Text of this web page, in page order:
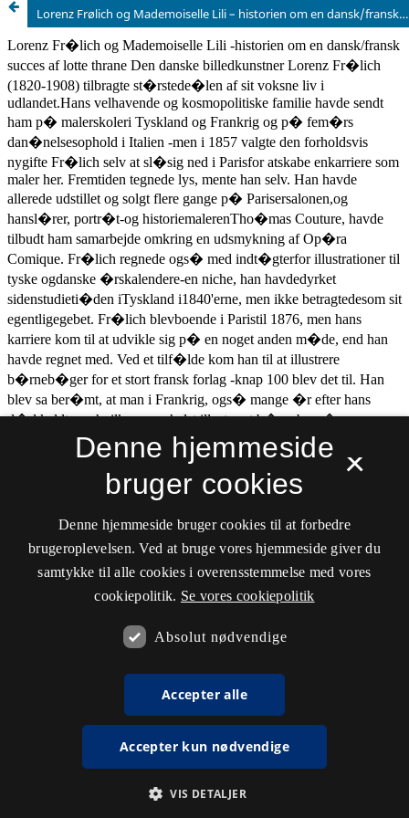
Lorenz Frølich og Mademoiselle Lili – historien om en dansk/fransk succes
×
Denne hjemmeside
bruger cookies
Denne hjemmeside bruger cookies til at forbedre
brugeroplevelsen. Ved at bruge vores hjemmeside giver du
samtykke til alle cookies i overensstemmelse med vores
cookiepolitik. Se vores cookiepolitik
Absolut nødvendige
Accepter alle
Accepter kun nødvendige
VIS DETALJER